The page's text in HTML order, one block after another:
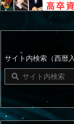
サイト内検索（西暦